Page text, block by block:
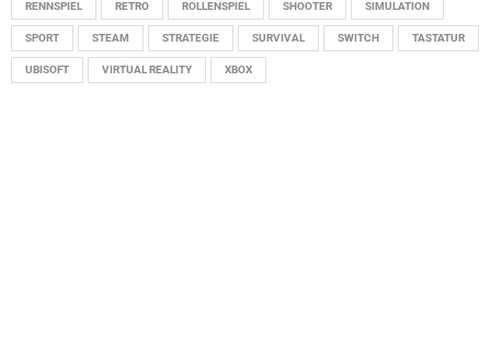
RENNSPIEL RETRO ROLLENSPIEL SHOOTER SIMULATION
SPORT STEAM STRATEGIE SURVIVAL SWITCH TASTATUR
UBISOFT VIRTUAL REALITY XBOX